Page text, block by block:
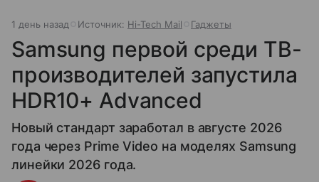
1 день назад Источник: Hi-Tech Mail Гаджеты
Samsung первой среди ТВ-
производителей запустила
HDR10+ Advanced
Новый стандарт заработал в августе 2026
года через Prime Video на моделях Samsung
линейки 2026 года.